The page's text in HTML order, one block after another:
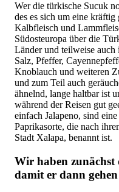
Wer die türkische Sucuk
des es sich um eine
Kalbfleisch und
Südosteuropa über die
Länder und teilweise
Salz, Pfeffer,
Knoblauch und weiteren
und zum Teil auch
ähnelnd, lange haltbar ist
während der Reisen gut
einfach Jalapeno, sind
Paprikasorte, die nach
Stadt Xalapa, benannt ist.
Wir haben zunächst
damit er dann